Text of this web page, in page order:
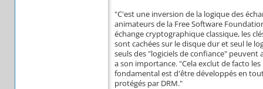
"C'est une inversion de la logique des
animateurs de la Free Software
échange cryptographique classique, les
sont cachées sur le disque dur et seul le
seuls des "logiciels de confiance"
a son importance. "Cela exclut de facto
fondamental est d'être développés en
protégés par DRM."